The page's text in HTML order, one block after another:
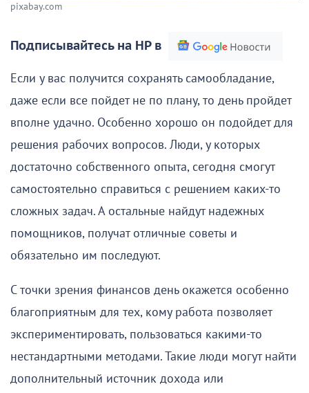
pixabay.com
Подписывайтесь на НР в
Если у вас получится сохранять самообладание,
даже если все пойдет не по плану, то день пройдет
вполне удачно. Особенно хорошо он подойдет для
решения рабочих вопросов. Люди, у которых
достаточно собственного опыта, сегодня смогут
самостоятельно справиться с решением каких-то
сложных задач. А остальные найдут надежных
помощников, получат отличные советы и
обязательно им последуют.
С точки зрения финансов день окажется особенно
благоприятным для тех, кому работа позволяет
экспериментировать, пользоваться какими-то
нестандартными методами. Такие люди могут найти
дополнительный источник дохода или